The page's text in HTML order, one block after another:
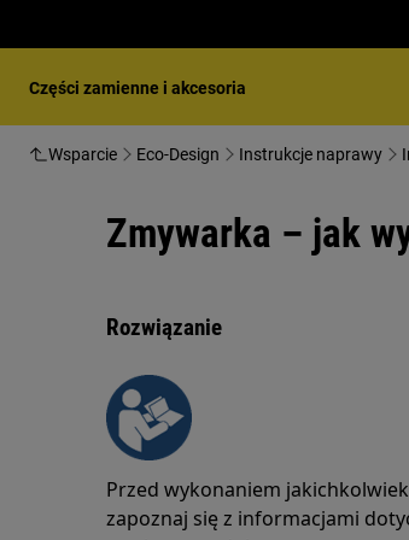
Części zamienne i akcesoria
Wsparcie Eco-Design Instrukcje naprawy
Zmywarka – jak
Rozwiązanie
Przed wykonaniem
zapoznaj się z informacjami